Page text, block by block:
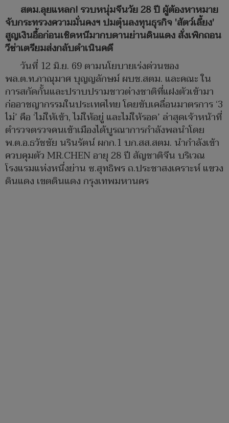
สตม.ลุยแหลก! รวบหนุ่มจีนวัย 28 ปี ผู้ต้องหาหมาย
จับกระทรวงความมั่นคงฯ ปมตุ๋นลงทุนธุรกิจ 'สัตว์เลี้ยง'
สูญเงินอื้อก่อนเชิดหนีมากบดานย่านดินแดง สั่งเพิกถอน
วีซ่าเตรียมส่งกลับดำเนินคดี
วันที่ 12 มิ.ย. 69 ตามนโยบายเร่งด่วนของ
พล.ต.ท.ภาณุมาศ บุญญลักษม์ ผบช.สตม. และคณะ ใน
การสกัดกั้นและปราบปรามชาวต่างชาติที่แฝงตัวเข้ามา
ก่ออาชญากรรมในประเทศไทย โดยขับเคลื่อนมาตรการ ‘3
ไม่’ คือ ‘ไม่ให้เข้า, ไม่ให้อยู่ และไม่ให้รอด’ ล่าสุดเจ้าหน้าที่
ตำรวจตรวจคนเข้าเมืองได้บูรณาการกำลังพลนำโดย
พ.ต.อ.ธวัชชัย นรินรัตน์ ผกก.1 บก.สส.สตม. นำกำลังเข้า
ควบคุมตัว MR.CHEN อายุ 28 ปี สัญชาติจีน บริเวณ
โรงแรมแห่งหนึ่งย่าน ซ.สุทธิพร ถ.ประชาสงเคราะห์ แขวง
ดินแดง เขตดินแดง กรุงเทพมหานคร